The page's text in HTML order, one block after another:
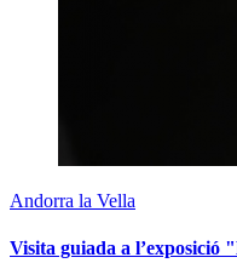
Andorra la Vella
Visita guiada a l’exposició